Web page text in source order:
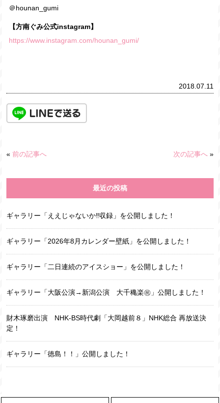
＠hounan_gumi
【方南ぐみ公式instagram】
https://www.instagram.com/hounan_gumi/
2018.07.11
«前の記事へ 次の記事へ»
最近の投稿
ギャラリー「ええじゃないか‼収録」を公開しました！
ギャラリー「2026年8月カレンダー壁紙」を公開しました！
ギャラリー「二日連続のアイスショー」を公開しました！
ギャラリー「大阪公演→新潟公演 大千穐楽㊗️」公開しました！
財木琢磨出演 NHK-BS時代劇「大岡越前８」NHK総合 再放送決
定！
ギャラリー「徳島！！」公開しました！